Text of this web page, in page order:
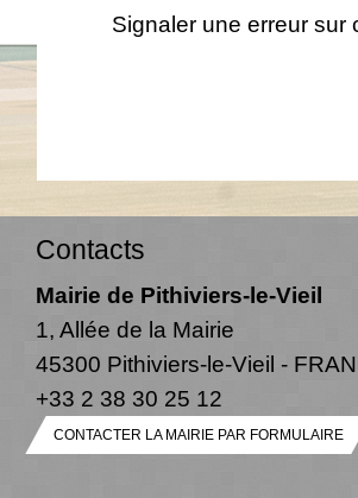
Signaler une erreur sur
Contacts
Mairie de Pithiviers-le-Vieil
1, Allée de la Mairie
45300 Pithiviers-le-Vieil -
+33 2 38 30 25 12
CONTACTER LA MAIRIE PAR FORMULAIRE